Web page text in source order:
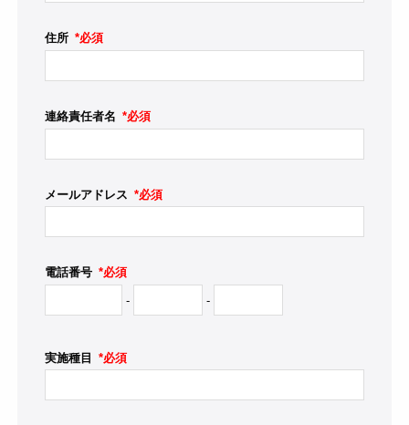
住所 *必須
連絡責任者名 *必須
メールアドレス *必須
電話番号 *必須
- -
実施種目 *必須